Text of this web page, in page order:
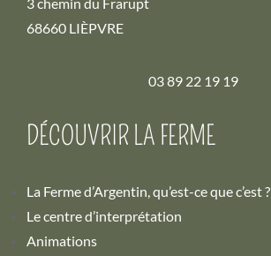
68660 LIÈPVRE
03 89 22 19 19
DÉCOUVRIR LA FERME
La Ferme d’Argentin, qu’est-ce que c’est ?
Le centre d’interprétation
Animations